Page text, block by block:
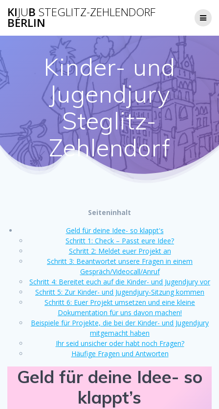
Inhalt
KIJUB STEGLITZ-ZEHLENDORF
BERLIN
Kinder- und
Jugendjury
Steglitz-
Zehlendorf
Seiteninhalt
Geld für deine Idee- so klappt's
Schritt 1: Check – Passt eure Idee?
Schritt 2: Meldet euer Projekt an
Schritt 3: Beantwortet unsere Fragen in einem
Gespräch/Videocall/Anruf
Schritt 4: Bereitet euch auf die Kinder- und Jugendjury vor
Schritt 5: Zur Kinder- und Jugendjury-Sitzung kommen
Schritt 6: Euer Projekt umsetzen und eine kleine
Dokumentation für uns davon machen!
Beispiele für Projekte, die bei der Kinder- und Jugendjury
mitgemacht haben
Ihr seid unsicher oder habt noch Fragen?
Häufige Fragen und Antworten
Geld für deine Idee- so
klappt’s